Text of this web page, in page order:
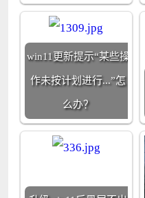
win11更新提示“某些操
作未按计划进行...”怎
么办？